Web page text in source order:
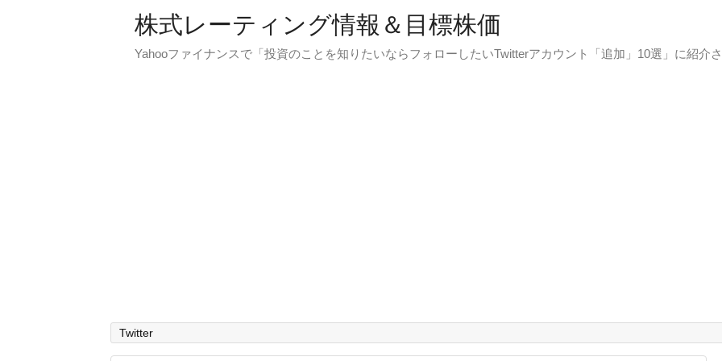
株式レーティング情報＆目標株価
Yahooファイナンスで「投資のことを知りたいならフォローしたいTwitterアカウント「追加」10選」に紹介
Twitter